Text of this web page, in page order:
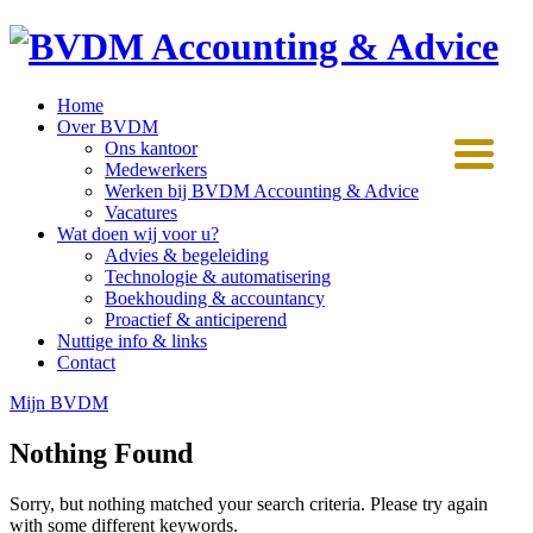
Home
Over BVDM
Ons kantoor
Medewerkers
Werken bij BVDM Accounting & Advice
Vacatures
Wat doen wij voor u?
Advies & begeleiding
Technologie & automatisering
Boekhouding & accountancy
Proactief & anticiperend
Nuttige info & links
Contact
Mijn BVDM
Nothing Found
Sorry, but nothing matched your search criteria. Please try again
with some different keywords.